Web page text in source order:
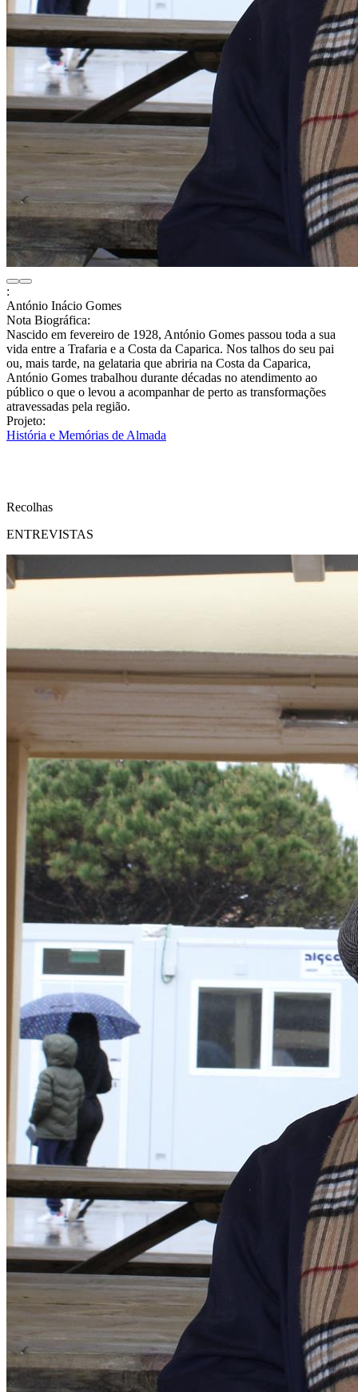
:
António Inácio Gomes
Nota Biográfica:
Nascido em fevereiro de 1928, António Gomes passou toda a sua
vida entre a Trafaria e a Costa da Caparica. Nos talhos do seu pai
ou, mais tarde, na gelataria que abriria na Costa da Caparica,
António Gomes trabalhou durante décadas no atendimento ao
público o que o levou a acompanhar de perto as transformações
atravessadas pela região.
Projeto:
História e Memórias de Almada
Recolhas
ENTREVISTAS